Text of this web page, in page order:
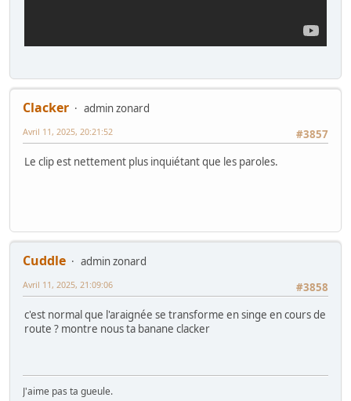
Clacker
admin zonard
#3857
Avril 11, 2025, 20:21:52
Le clip est nettement plus inquiétant que les paroles.
Cuddle
admin zonard
#3858
Avril 11, 2025, 21:09:06
c'est normal que l'araignée se transforme en singe en cours de
route ? montre nous ta banane clacker
J'aime pas ta gueule.